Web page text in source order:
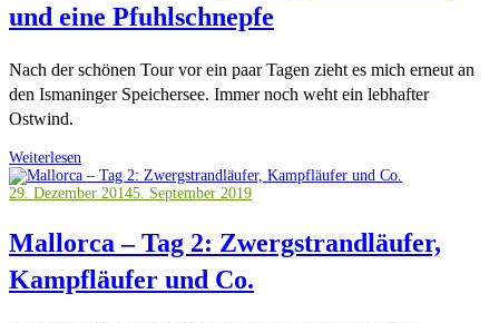
und eine Pfuhlschnepfe
Nach der schönen Tour vor ein paar Tagen zieht es mich erneut an
den Ismaninger Speichersee. Immer noch weht ein lebhafter
Ostwind.
Weiterlesen
29. Dezember 20145. September 2019
Mallorca – Tag 2: Zwergstrandläufer,
Kampfläufer und Co.